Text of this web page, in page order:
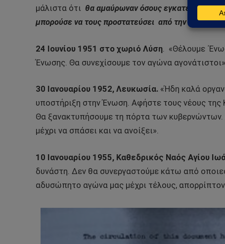
μάλιστα ότι θα αμαύρωναν όσους εγκατέλειπαν
μπορούσε να τους προστατεύσει από την οργή του
24 Ιουνίου 1951 στο χωριό Λύση. «Θέλουμε
Ένωσης. Θα συνεχίσουμε τον αγώνα
30 Ιανουαρίου 1952, Λευκωσία. «Ήδη καλά
υποστήριξη στην Ένωση. Αφήστε τους νέους
Θα ξανακτυπήσουμε τη πόρτα των κυβερνώντων.
μέχρι να σπάσει και να ανοίξει».
10 Ιανουαρίου 1955, Καθεδρικός Ναός Αγίου
δυνάστη. Δεν θα συνεργαστούμε κάτω από
αδυσώπητο αγώνα μας μέχρι τέλους,